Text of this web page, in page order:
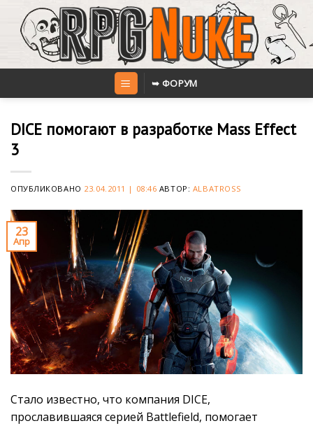
content
➥ ФОРУМ
DICE помогают в разработке Mass Effect
3
ОПУБЛИКОВАНО 23.04.2011 | 08:46 АВТОР: ALBATROSS
23
Апр
Стало известно, что компания DICE,
прославившаяся серией Battlefield, помогает